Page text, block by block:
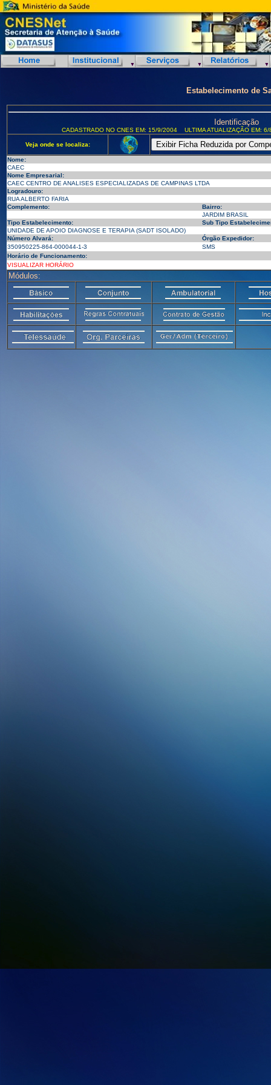
Estabelecimento de
Identificação
CADASTRADO NO CNES EM: 15/9/2004 ULTIMA ATUALIZAÇÃO EM:
Veja onde se localiza:
Nome:
CAEC
Nome Empresarial:
CAEC CENTRO DE ANALISES ESPECIALIZADAS DE CAMPINAS LTDA
Logradouro:
RUA ALBERTO FARIA
Complemento:
Bairro:
JARDIM BRASIL
Tipo Estabelecimento:
Sub Tipo
UNIDADE DE APOIO DIAGNOSE E TERAPIA (SADT ISOLADO)
Número Alvará:
Órgão Expedidor:
350950225-864-000044-1-3
SMS
Horário de Funcionamento:
VISUALIZAR HORÁRIO
Módulos: